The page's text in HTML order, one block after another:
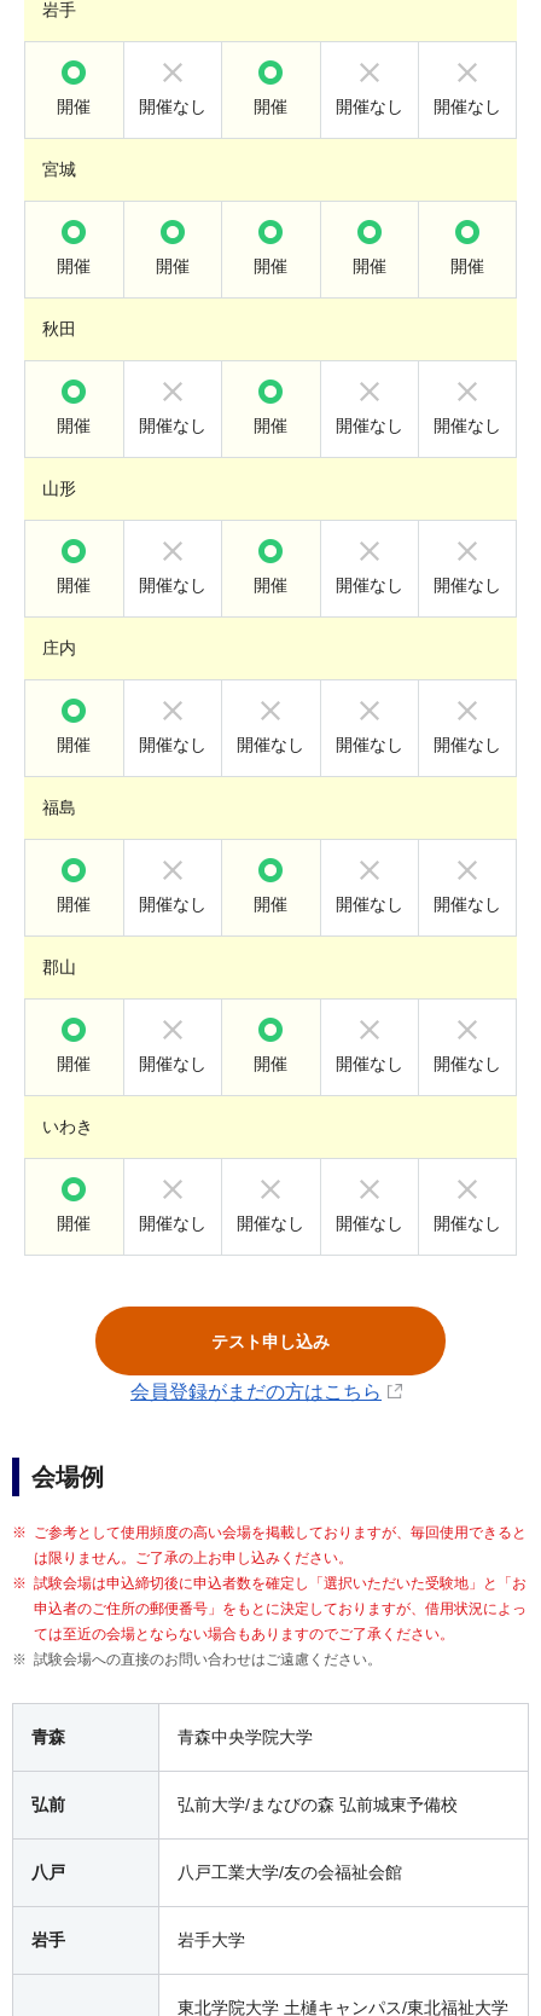
岩手
開催 開催なし 開催 開催なし 開催なし
宮城
開催 開催 開催 開催 開催
秋田
開催 開催なし 開催 開催なし 開催なし
山形
開催 開催なし 開催 開催なし 開催なし
庄内
開催 開催なし 開催なし 開催なし 開催なし
福島
開催 開催なし 開催 開催なし 開催なし
郡山
開催 開催なし 開催 開催なし 開催なし
いわき
開催 開催なし 開催なし 開催なし 開催なし
テスト申し込み
会員登録がまだの方はこちら
会場例
ご参考として使用頻度の高い会場を掲載しておりますが、毎回使用できると
は限りません。ご了承の上お申し込みください。
試験会場は申込締切後に申込者数を確定し「選択いただいた受験地」と「お
申込者のご住所の郵便番号」をもとに決定しておりますが、借用状況によっ
ては至近の会場とならない場合もありますのでご了承ください。
試験会場への直接のお問い合わせはご遠慮ください。
青森 青森中央学院大学
弘前 弘前大学/まなびの森 弘前城東予備校
八戸 八戸工業大学/友の会福祉会館
岩手 岩手大学
東北学院大学 土樋キャンパス/東北福祉大学